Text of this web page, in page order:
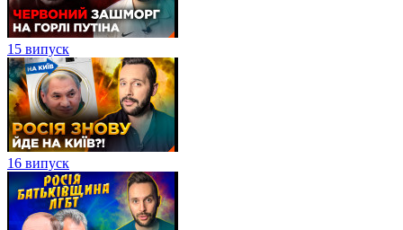
15 випуск
16 випуск